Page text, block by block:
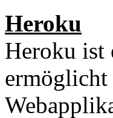
Heroku
Heroku ist
ermöglicht